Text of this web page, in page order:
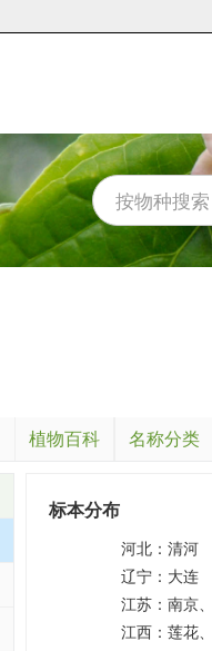
植物百科 名称分类
标本分布
河北： 清河
辽宁： 大连
江苏： 南京
江西： 莲花